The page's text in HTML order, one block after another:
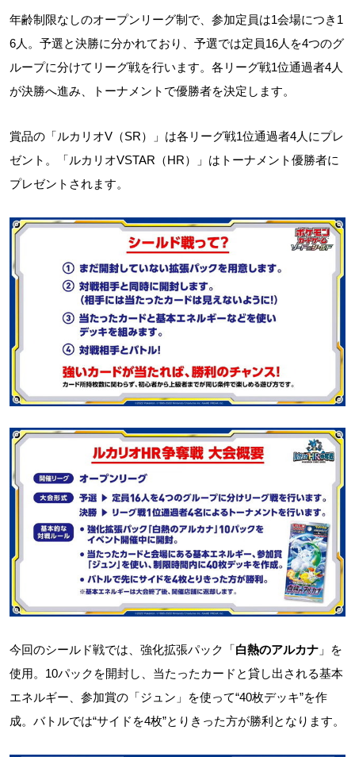
年齢制限なしのオープンリーグ制で、参加定員は1会場につき1
6人。予選と決勝に分かれており、予選では定員16人を4つのグ
ループに分けてリーグ戦を行います。各リーグ戦1位通過者4人
が決勝へ進み、トーナメントで優勝者を決定します。
賞品の「ルカリオV（SR）」は各リーグ戦1位通過者4人にプレ
ゼント。「ルカリオVSTAR（HR）」はトーナメント優勝者に
プレゼントされます。
今回のシールド戦では、強化拡張パック「白熱のアルカナ 」を
使用。10パックを開封し、当たったカードと貸し出される基本
エネルギー、参加賞の「ジュン」を使って“40枚デッキ”を作
成。バトルでは“サイドを4枚”とりきった方が勝利となります。